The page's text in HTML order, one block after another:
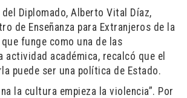
Diplomado, Alberto Vital Díaz,
de Enseñanza para Extranjeros de la
funge como una de las
actividad académica, recalcó que el
puede ser una política de Estado.
la cultura empieza la violencia”. Por